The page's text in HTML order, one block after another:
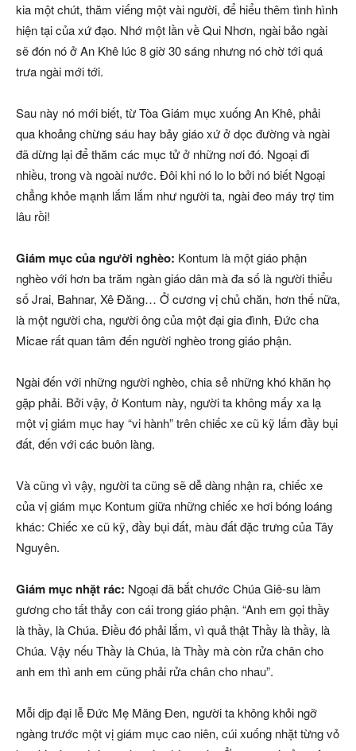
kia một chút, thăm viếng một vài người, để hiểu thêm tình hình
hiện tại của xứ đạo. Nhớ một lần về Qui Nhơn, ngài bảo ngài
sẽ đón nó ở An Khê lúc 8 giờ 30 sáng nhưng nó chờ tới quá
trưa ngài mới tới.
Sau này nó mới biết, từ Tòa Giám mục xuống An Khê, phải
qua khoảng chừng sáu hay bảy giáo xứ ở dọc đường và ngài
đã dừng lại để thăm các mục tử ở những nơi đó. Ngoại đi
nhiều, trong và ngoài nước. Đôi khi nó lo lo bởi nó biết Ngoại
chẳng khỏe mạnh lắm lắm như người ta, ngài đeo máy trợ tim
lâu rồi!
Giám mục của người nghèo: Kontum là một giáo phận
nghèo với hơn ba trăm ngàn giáo dân mà đa số là người thiểu
số Jrai, Bahnar, Xê Đăng… Ở cương vị chủ chăn, hơn thế nữa,
là một người cha, người ông của một đại gia đình, Đức cha
Micae rất quan tâm đến người nghèo trong giáo phận.
Ngài đến với những người nghèo, chia sẻ những khó khăn họ
gặp phải. Bởi vậy, ở Kontum này, người ta không mấy xa lạ
một vị giám mục hay “vi hành” trên chiếc xe cũ kỹ lấm đầy bụi
đất, đến với các buôn làng.
Và cũng vì vậy, người ta cũng sẽ dễ dàng nhận ra, chiếc xe
của vị giám mục Kontum giữa những chiếc xe hơi bóng loáng
khác: Chiếc xe cũ kỹ, đầy bụi đất, màu đất đặc trưng của Tây
Nguyên.
Giám mục nhặt rác: Ngoại đã bắt chước Chúa Giê-su làm
gương cho tất thảy con cái trong giáo phận. “Anh em gọi thầy
là thầy, là Chúa. Điều đó phải lắm, vì quả thật Thầy là thầy, là
Chúa. Vậy nếu Thầy là Chúa, là Thầy mà còn rửa chân cho
anh em thì anh em cũng phải rửa chân cho nhau”.
Mỗi dịp đại lễ Đức Mẹ Măng Đen, người ta không khỏi ngỡ
ngàng trước một vị giám mục cao niên, cúi xuống nhặt từng vỏ